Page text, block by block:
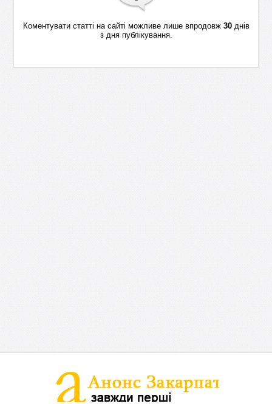
Коментувати статті на сайті можливе лише впродовж 30днів
з дня публікування.